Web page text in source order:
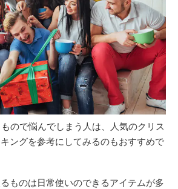
ので悩んでしまう人は、人気のクリス
ングを参考にしてみるのもおすすめで
ものは日常使いのできるアイテムが多